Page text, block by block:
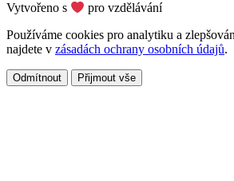
Vytvořeno s
pro vzdělávání
Používáme cookies pro analytiku a
najdete v zásadách ochrany osobních údajů.
Odmítnout Přijmout vše